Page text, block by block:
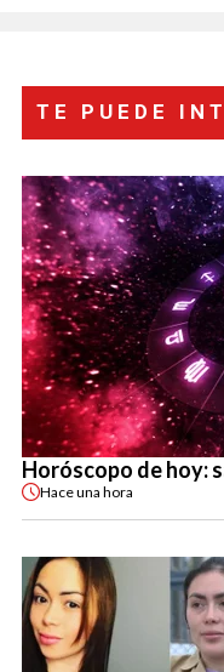
TE PUEDE
Horóscopo de hoy:
Haceuna hora